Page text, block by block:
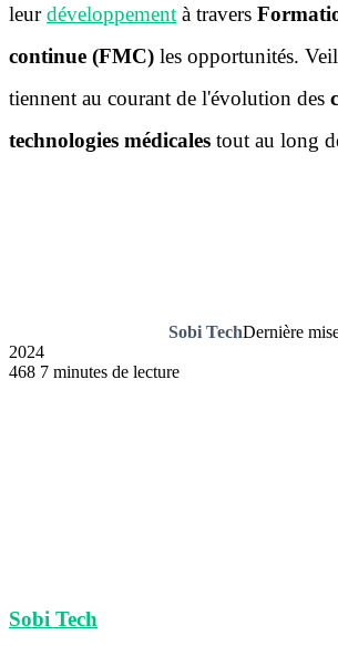
leurdéveloppement à travers
continue (FMC) les opportunités.
tiennent au courant de l'évolution des
technologies médicales tout au long
Sobi TechDernière
2024
468 7 minutes de lecture
Sobi Tech